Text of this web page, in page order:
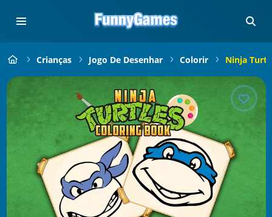
Crianças Jogo De Desenhar Colorir Ninja